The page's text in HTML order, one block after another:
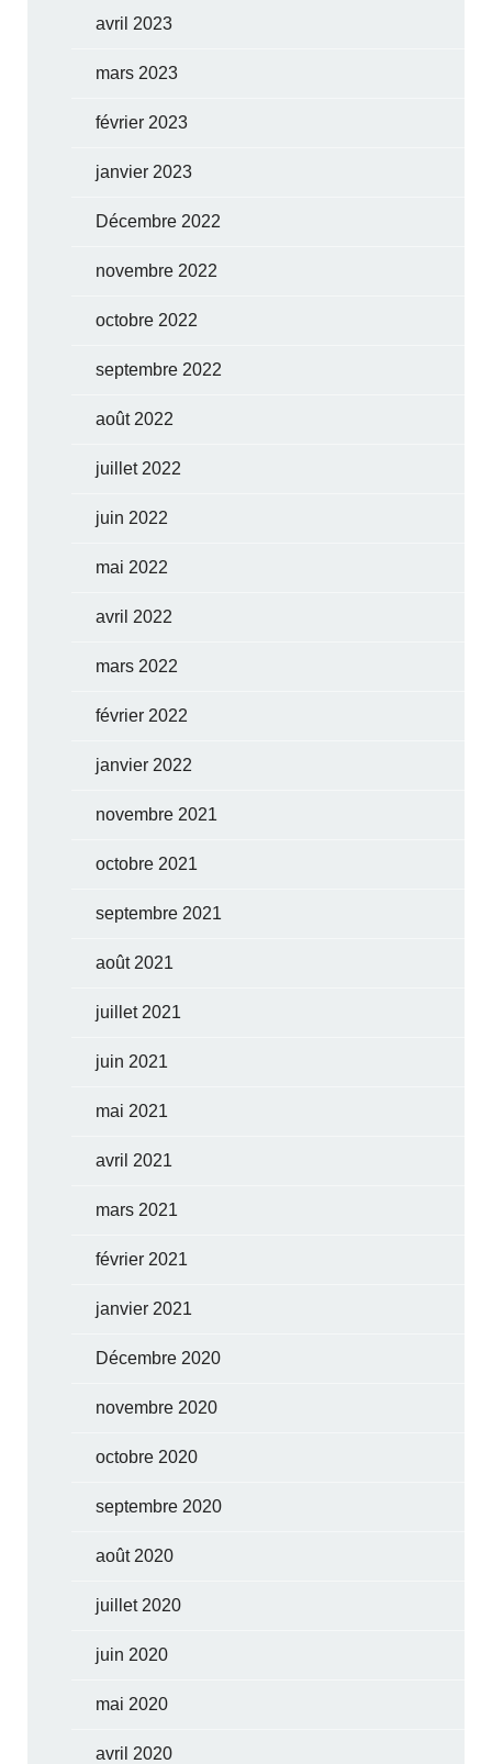
avril 2023
mars 2023
février 2023
janvier 2023
Décembre 2022
novembre 2022
octobre 2022
septembre 2022
août 2022
juillet 2022
juin 2022
mai 2022
avril 2022
mars 2022
février 2022
janvier 2022
novembre 2021
octobre 2021
septembre 2021
août 2021
juillet 2021
juin 2021
mai 2021
avril 2021
mars 2021
février 2021
janvier 2021
Décembre 2020
novembre 2020
octobre 2020
septembre 2020
août 2020
juillet 2020
juin 2020
mai 2020
avril 2020